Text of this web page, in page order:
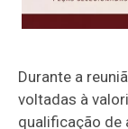
Durante a
voltadas à
qualificação de